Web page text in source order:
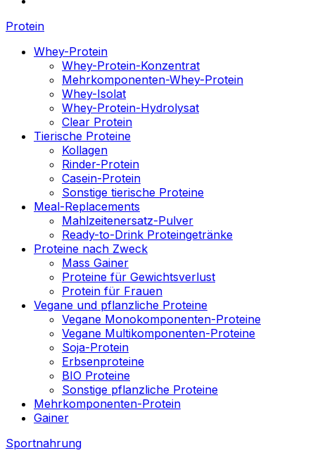
Protein
Whey-Protein
Whey-Protein-Konzentrat
Mehrkomponenten-Whey-Protein
Whey-Isolat
Whey-Protein-Hydrolysat
Clear Protein
Tierische Proteine
Kollagen
Rinder-Protein
Casein-Protein
Sonstige tierische Proteine
Meal-Replacements
Mahlzeitenersatz-Pulver
Ready-to-Drink Proteingetränke
Proteine nach Zweck
Mass Gainer
Proteine für Gewichtsverlust
Protein für Frauen
Vegane und pflanzliche Proteine
Vegane Monokomponenten-Proteine
Vegane Multikomponenten-Proteine
Soja-Protein
Erbsenproteine
BIO Proteine
Sonstige pflanzliche Proteine
Mehrkomponenten-Protein
Gainer
Sportnahrung